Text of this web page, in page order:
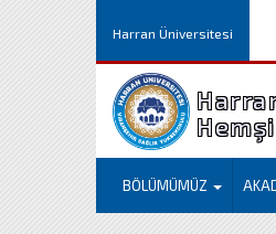
Harran Üniversitesi
BÖLÜMÜMÜZ